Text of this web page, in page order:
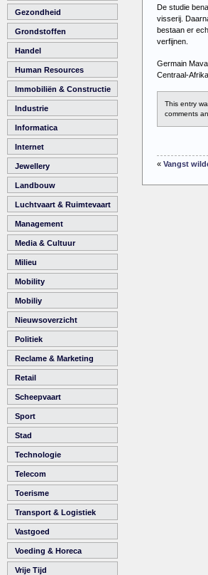
Gezondheid
Grondstoffen
Handel
Human Resources
Immobiliën & Constructie
Industrie
Informatica
Internet
Jewellery
Landbouw
Luchtvaart & Ruimtevaart
Management
Media & Cultuur
Milieu
Mobility
Mobiliy
Nieuwsoverzicht
Politiek
Reclame & Marketing
Retail
Scheepvaart
Sport
Stad
Technologie
Telecom
Toerisme
Transport & Logistiek
Vastgoed
Voeding & Horeca
Vrije Tijd
De studie
visserij.
bestaan er
verfijnen.
Germain
Centraal-
This entry
comments
« Vangst